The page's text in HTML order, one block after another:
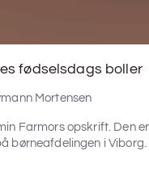
fødselsdags boller
Mortensen
Farmors opskrift. Den
børneafdelingen i